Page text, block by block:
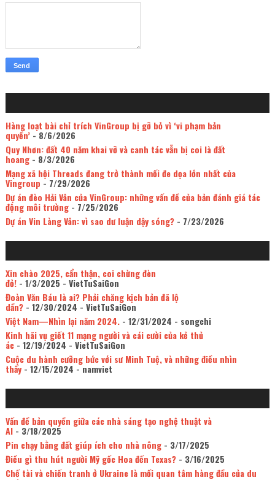
Hàng loạt bài chỉ trích VinGroup bị gỡ bỏ vì ‘vi phạm bản
quyền’- 8/6/2026
Quy Nhơn: đất 40 năm khai vỡ và canh tác vẫn bị coi là đất
hoang- 8/3/2026
Mạng xã hội Threads đang trở thành mối đe dọa lớn nhất của
Vingroup - 7/29/2026
Dự án đèo Hải Vân của VinGroup: những vấn đề của bản đánh giá tác
động môi trường- 7/25/2026
Dự án Vin Làng Vân: vì sao dư luận dậy sóng?- 7/23/2026
Xin chào 2025, cẩn thận, coi chừng đèn
đỏ!- 1/3/2025 - VietTuSaiGon
Đoàn Văn Báu là ai? Phải chăng kịch bản đã lộ
dần?- 12/30/2024 - VietTuSaiGon
Việt Nam—Nhìn lại năm 2024.- 12/31/2024 - songchi
Kinh hãi vụ giết 11 mạng người và cái cười của kẻ thủ
ác- 12/19/2024 - VietTuSaiGon
Cuộc du hành cưỡng bức với sư Minh Tuệ, và những điều nhìn
thấy- 12/15/2024 - namviet
Vấn đề bản quyền giữa các nhà sáng tạo nghệ thuật và
AI- 3/18/2025
Pin chạy bằng đất giúp ích cho nhà nông- 3/17/2025
Điều gì thu hút người Mỹ gốc Hoa đến Texas?- 3/16/2025
Chế tài và chiến tranh ở Ukraine là mối quan tâm hàng đầu của du